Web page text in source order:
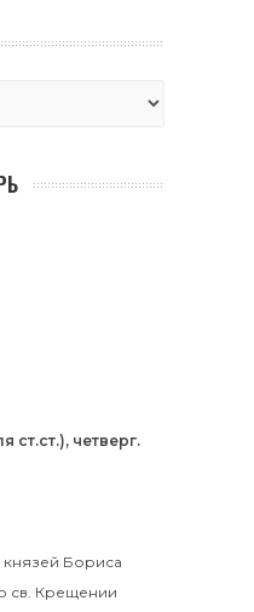
ст.ст.), четверг.
князей Бориса
св. Крещении